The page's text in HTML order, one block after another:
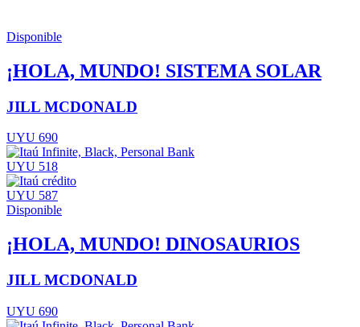
Disponible
¡HOLA, MUNDO! SISTEMA SOLAR
JILL MCDONALD
UYU 690
UYU 518
UYU 587
Disponible
¡HOLA, MUNDO! DINOSAURIOS
JILL MCDONALD
UYU 690